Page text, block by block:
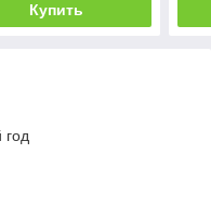
Купить
год